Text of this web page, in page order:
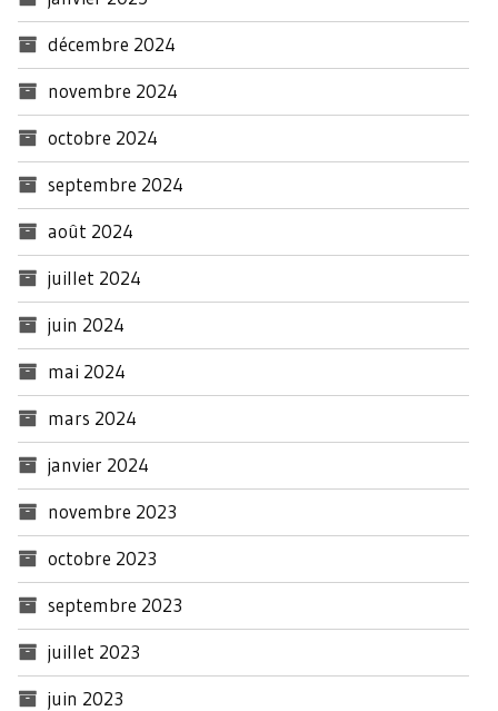
décembre 2024
novembre 2024
octobre 2024
septembre 2024
août 2024
juillet 2024
juin 2024
mai 2024
mars 2024
janvier 2024
novembre 2023
octobre 2023
septembre 2023
juillet 2023
juin 2023